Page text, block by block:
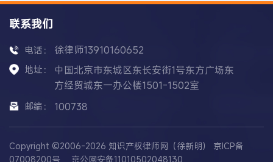
联系我们
电话： 徐律师13910160652
地址：
中国北京市东城区东长安街1号东方广场东
方经贸城东一办公楼1501-1502室
邮编： 100738
Copyright ©2006-2026 知识产权律师网（徐新明） 京ICP备
07008200号
京公网安备11010502048130